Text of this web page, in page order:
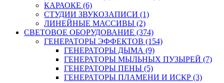
КАРАОКЕ (6)
СТУДИИ ЗВУКОЗАПИСИ (1)
ЛИНЕЙНЫЕ МАССИВЫ (2)
СВЕТОВОЕ ОБОРУДОВАНИЕ (374)
ГЕНЕРАТОРЫ ЭФФЕКТОВ (154)
ГЕНЕРАТОРЫ ДЫМА (9)
ГЕНЕРАТОРЫ МЫЛЬНЫХ ПУЗЫРЕЙ (7)
ГЕНЕРАТОРЫ ПЕНЫ (5)
ГЕНЕРАТОРЫ ПЛАМЕНИ И ИСКР (3)